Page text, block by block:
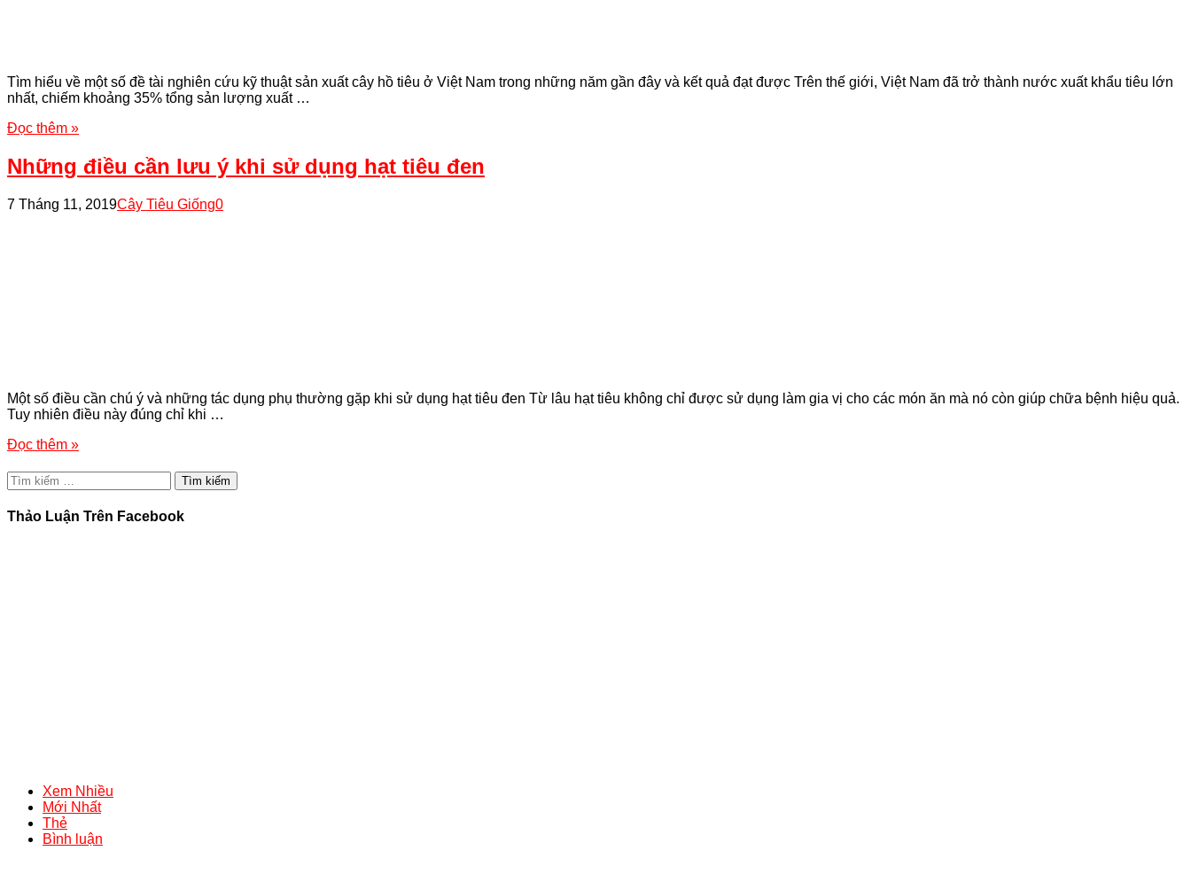
Tìm hiểu về một số đề tài nghiên cứu kỹ thuật sản xuất cây hồ tiêu ở Việt Nam trong những năm gần đây và kết quả đạt được Trên thế giới, Việt Nam đã trở thành nước xuất khẩu tiêu lớn
nhất, chiếm khoảng 35% tổng sản lượng xuất …
Đọc thêm »
Những điều cần lưu ý khi sử dụng hạt tiêu đen
7 Tháng 11, 2019Cây Tiêu Giống0
Một số điều cần chú ý và những tác dụng phụ thường gặp khi sử dụng hạt tiêu đen Từ lâu hạt tiêu không chỉ được sử dụng làm gia vị cho các món ăn mà nó còn giúp chữa bệnh hiệu quả.
Tuy nhiên điều này đúng chỉ khi …
Đọc thêm »
Tìm
kiếm
cho:
Thảo Luận Trên Facebook
Xem Nhiều
Mới Nhất
Thẻ
Bình luận